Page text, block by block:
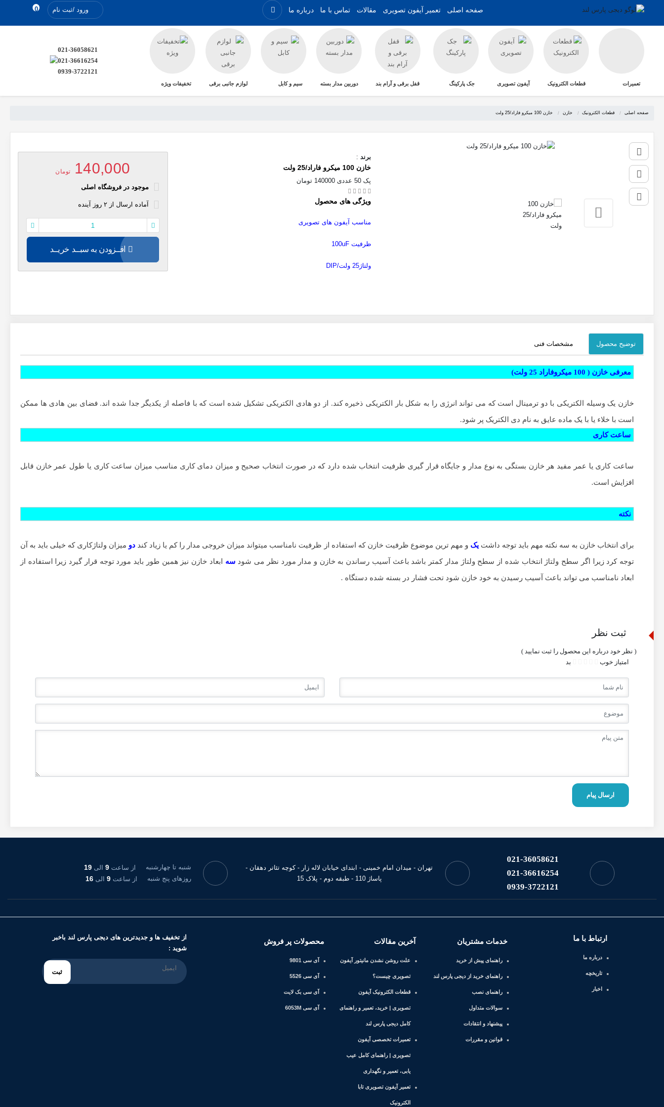
صفحه اصلی تعمیر آیفون تصویری مقالات تماس با ما درباره ما ورود /ثبت نام 0
تعمیرات قطعات الکترونیک آیفون تصویری جک پارکینگ قفل برقی و آرام بند دوربین مدار بسته سیم و کابل لوازم جانبی برقی تخفیفات ویژه
021-36058621
021-36616254
0939-3722121
صفحه اصلی قطعات الکترونیک خازن خازن 100 میکرو فاراد/25 ولت
برند :
خازن 100 میکرو فاراد/25 ولت
پک 50 عددی 140000 تومان
ویژگی های محصول
مناسب آیفون های تصویری
ظرفیت 100uF
ولتاژ25 ولت/ DIP
140,000 تومان
موجود در فروشگاه اصلی
آماده ارسال از۲ روز آینده
افــزودن به سبــد خریــد
توضیح محصول مشخصات فنی
معرفی خازن ( 100 میکروفاراد 25 ولت)
خازن یک وسیله الکتریکی با دو ترمینال است که می تواند انرژی را به شکل بار الکتریکی ذخیره کند. از دو هادی الکتریکی تشکیل شده است که با فاصله از یکدیگر جدا شده اند. فضای بین هادی ها ممکن
است با خلاء یا با یک ماده عایق به نام دی الکتریک پر شود.
ساعت کاری
ساعت کاری یا عمر مفید هر خازن بستگی به نوع مدار و جایگاه قرار گیری ظرفیت انتخاب شده دارد که در صورت انتخاب صحیح و میزان دمای کاری مناسب میزان ساعت کاری یا طول عمر خازن قابل
افزایش است.
نکته
برای انتخاب خازن به سه نکته مهم باید توجه داشتیک و مهم ترین موضوع ظرفیت خازن که استفاده از ظرفیت نامناسب میتواند میزان خروجی مدار را کم یا زیاد کند دو میزان ولتاژکاری که خیلی باید به آن
توجه کرد زیرا اگر سطح ولتاژ انتخاب شده از سطح ولتاژ مدار کمتر باشد باعث آسیب رساندن به خازن و مدار مورد نظر می شود سه ابعاد خازن نیز همین طور باید مورد توجه قرار گیرد زیرا استفاده از
ابعاد نامناسب می تواند باعث آسیب رسیدن به خود خازن شود تحت فشار در بسته شده دستگاه .
ثبت نظر
( نظر خود درباره این محصول را ثبت نمایید )
امتیاز خوب بد
ارسال پیام
021-36058621
021-36616254
0939-3722121
تهران - میدان امام خمینی - ابتدای خیابان لاله زار - کوچه تئاتر دهقان -
پاساژ 110 - طبقه دوم - پلاک 15
شنبه تا چهارشنبه از ساعت 9الی 19
روزهای پنج شنبه از ساعت 9الی 16
ارتباط با ما
درباره ما
تاریخچه
اخبار
خدمات مشتریان
راهنمای پیش از خرید
راهنمای خرید از دیجی پارس لند
راهنمای نصب
سوالات متداول
پیشنهاد و انتقادات
قوانین و مقررات
آخرین مقالات
علت روشن نشدن مانیتور آیفون
تصویری چیست؟
قطعات الکترونیک آیفون
تصویری | خرید، تعمیر و راهنمای
کامل دیجی پارس لند
تعمیرات تخصصی آیفون
تصویری | راهنمای کامل عیب
یابی، تعمیر و نگهداری
تعمیر آیفون تصویری تابا
الکترونیک
محصولات پر فروش
آی سی 9801
آی سی 5526
آی سی بک لایت
آی سی 6053M
از تخفیف ها و جدیدترین های دیجی پارس لند باخبر
شوید :
ثبت